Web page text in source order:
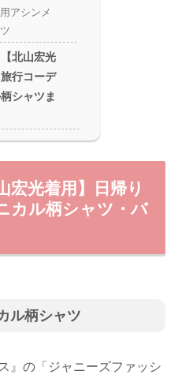
アシンメ
北山宏光
行コーデ
シャツま
宏光着用】日帰り
カル柄シャツ・バ
ル柄シャツ
』の「ジャニーズファッシ